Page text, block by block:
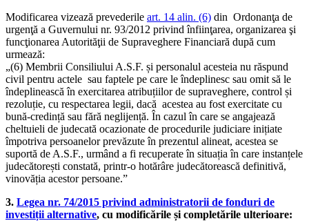
Modificarea vizează prevederile art. 14 alin. (6) din Ordonanţa de
urgenţă a Guvernului nr. 93/2012 privind înfiinţarea, organizarea şi
funcţionarea Autorităţii de Supraveghere Financiară după cum
urmează:
„(6) Membrii Consiliului A.S.F. și personalul acesteia nu răspund
civil pentru actele sau faptele pe care le îndeplinesc sau omit să le
îndeplinească în exercitarea atribuțiilor de supraveghere, control și
rezoluție, cu respectarea legii, dacă acestea au fost exercitate cu
bună-credință sau fără neglijență. În cazul în care se angajează
cheltuieli de judecată ocazionate de procedurile judiciare inițiate
împotriva persoanelor prevăzute în prezentul alineat, acestea se
suportă de A.S.F., urmând a fi recuperate în situația în care instanțele
judecătorești constată, printr-o hotărâre judecătorească definitivă,
vinovăția acestor persoane.”
3. Legea nr. 74/2015 privind administratorii de fonduri de
investiții alternative, cu modificările și completările ulterioare: